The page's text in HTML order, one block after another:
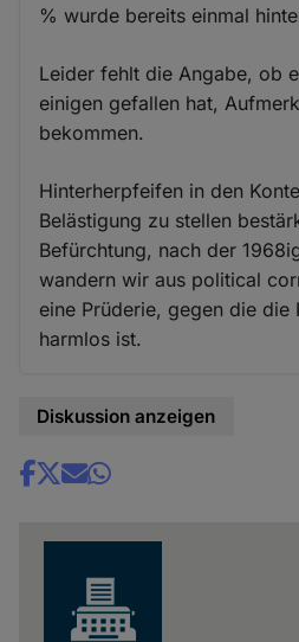
% wurde bereits einmal
Leider fehlt die Angabe, ob
einigen gefallen hat,
bekommen.
Hinterherpfeifen in den
Belästigung zu stellen
Befürchtung, nach der
wandern wir aus political
eine Prüderie, gegen die die
harmlos ist.
Diskussion anzeigen
Share